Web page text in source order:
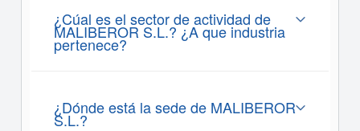
¿Cúal es el sector de actividad de
MALIBEROR S.L.? ¿A que industria
pertenece?
¿Dónde está la sede de MALIBEROR
S.L.?